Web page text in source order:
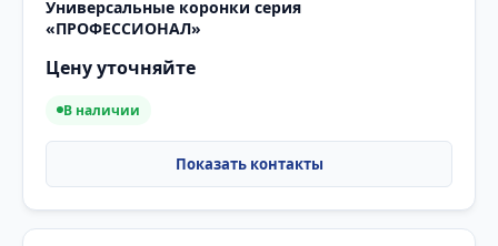
Универсальные коронки серия
«ПРОФЕССИОНАЛ»
Цену уточняйте
В наличии